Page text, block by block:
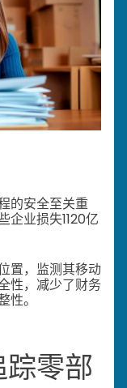
的安全至关重
企业损失1120亿
置，监测其移动
性，减少了财务
。
踪零部